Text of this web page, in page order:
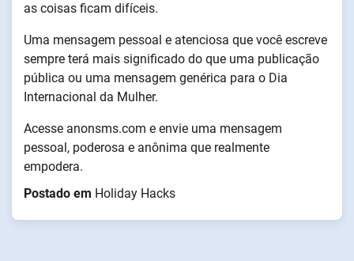
as coisas ficam difíceis.
Uma mensagem pessoal e atenciosa que você escreve
sempre terá mais significado do que uma publicação
pública ou uma mensagem genérica para o Dia
Internacional da Mulher.
Acesse anonsms.com e envie uma mensagem
pessoal, poderosa e anônima que realmente
empodera.
Postado em Holiday Hacks